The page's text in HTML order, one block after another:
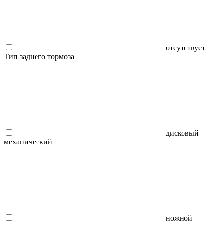
отсутствует
Тип заднего тормоза
дисковый
механический
ножной